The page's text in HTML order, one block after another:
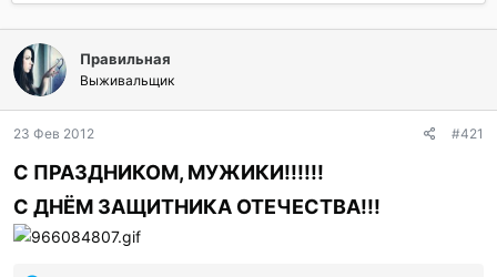
т
о
р
т
е
м
ы
т
а
а
ч
а
Правильная
Выживальщик
23 Фев 2012 #421
С ПРАЗДНИКОМ, МУЖИКИ!!!!!!
С ДНЁМ ЗАЩИТНИКА ОТЕЧЕСТВА!!!